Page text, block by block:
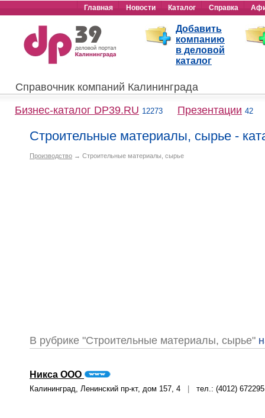
Главная Новости Каталог Справка
Добавить
компанию
в деловой
каталог
Справочник компаний Калининграда
Бизнес-каталог DP39.RU 12273 Презентации 42
Строительные материалы, сырье -
Производство → Строительные материалы, сырье
В рубрике "Строительные материалы, сырье"
Никса ООО
Калининград, Ленинский пр-кт, дом 157, 4 тел.: (4012) 672295